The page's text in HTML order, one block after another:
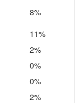
8%
11%
2%
0%
0%
2%